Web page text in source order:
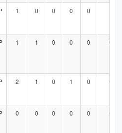
1 0 0 0 0
1 1 0 0 0 0
2 1 0 1 0 0
0 0 0 0 0 0